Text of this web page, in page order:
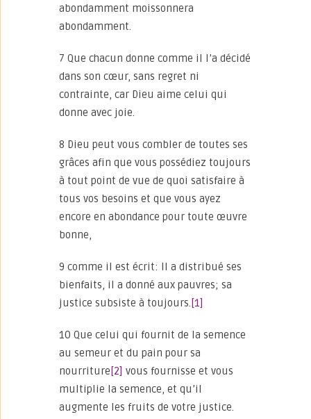
abondamment moissonnera
abondamment.
7 Que chacun donne comme il l’a décidé
dans son cœur, sans regret ni
contrainte, car Dieu aime celui qui
donne avec joie.
8 Dieu peut vous combler de toutes ses
grâces afin que vous possédiez toujours
à tout point de vue de quoi satisfaire à
tous vos besoins et que vous ayez
encore en abondance pour toute œuvre
bonne,
9 comme il est écrit: Il a distribué ses
bienfaits, il a donné aux pauvres; sa
justice subsiste à toujours. [1]
10 Que celui qui fournit de la semence
au semeur et du pain pour sa
nourriture [2] vous fournisse et vous
multiplie la semence, et qu’il
augmente les fruits de votre justice.